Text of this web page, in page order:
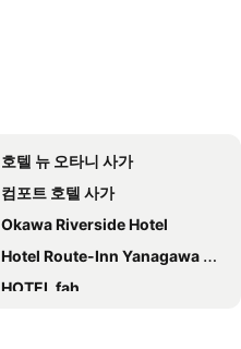
호텔 뉴 오타니 사가
컴포트 호텔 사가
Okawa Riverside Hotel
Hotel Route-Inn Yanagawa Ekimae
HOTEL fah